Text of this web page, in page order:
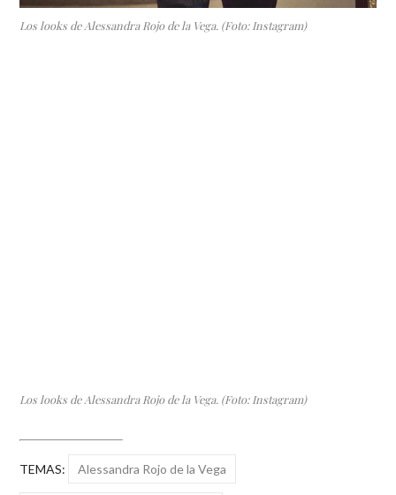
Los looks de Alessandra Rojo de la Vega. (Foto: Instagram)
Los looks de Alessandra Rojo de la Vega. (Foto: Instagram)
TEMAS: Alessandra Rojo de la Vega